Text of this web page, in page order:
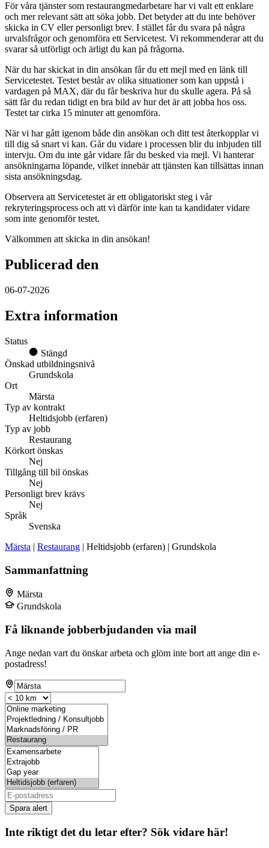
För våra tjänster som restaurangmedarbetare har vi valt ett enklare
och mer relevant sätt att söka jobb. Det betyder att du inte behöver
skicka in CV eller personligt brev. I stället får du svara på några
urvalsfrågor och genomföra ett Servicetest. Vi rekommenderar att du
svarar så utförligt och ärligt du kan på frågorna.
När du har skickat in din ansökan får du ett mejl med en länk till
Servicetestet. Testet består av olika situationer som kan uppstå i
vardagen på MAX, där du får beskriva hur du skulle agera. På så
sätt får du redan tidigt en bra bild av hur det är att jobba hos oss.
Testet tar cirka 15 minuter att genomföra.
När vi har gått igenom både din ansökan och ditt test återkopplar vi
till dig så snart vi kan. Går du vidare i processen blir du inbjuden till
intervju. Om du inte går vidare får du besked via mejl. Vi hanterar
ansökningarna löpande, vilket innebär att tjänsten kan tillsättas innan
sista ansökningsdag.
Observera att Servicetestet är ett obligatoriskt steg i vår
rekryteringsprocess och att vi därför inte kan ta kandidater vidare
som inte genomför testet.
Välkommen att skicka in din ansökan!
Publicerad den
06-07-2026
Extra information
Status
Stängd
Önskad utbildningsnivå
Grundskola
Ort
Märsta
Typ av kontrakt
Heltidsjobb (erfaren)
Typ av jobb
Restaurang
Körkort önskas
Nej
Tillgång till bil önskas
Nej
Personligt brev krävs
Nej
Språk
Svenska
Märsta | Restaurang | Heltidsjobb (erfaren) | Grundskola
Sammanfattning
Märsta
Grundskola
Få liknande jobberbjudanden via mail
Ange nedan vart du önskar arbeta och glöm inte bort att ange din e-
postadress!
Spara alert
Inte riktigt det du letar efter? Sök vidare här!